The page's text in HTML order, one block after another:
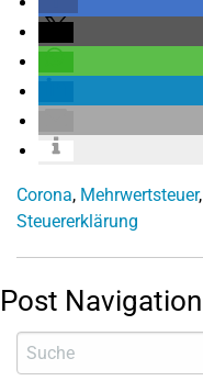
Corona, Mehrwertsteuer,
Steuererklärung
Post Navigation